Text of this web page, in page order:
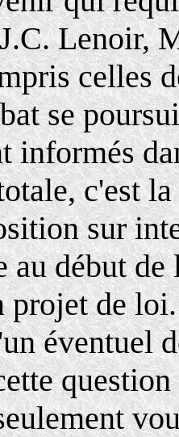
Lenoir,
celles
se
informés
c'est
sur
au début
projet de
éventuel